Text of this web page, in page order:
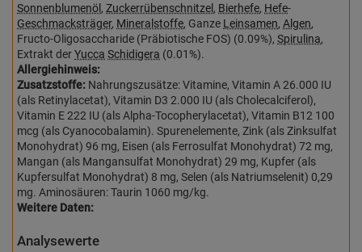
Sonnenblumenöl , Zuckerrübenschnitzel , Bierhefe, Hefe-
Geschmacksträger, Mineralstoffe, Ganze Leinsamen, Algen,
Fructo-Oligosaccharide (Präbiotische FOS) (0.09%), Spirulina,
Extrakt derYucca Schidigera (0.01%).
Allergiehinweis:
Zusatzstoffe: Nahrungszusätze: Vitamine, Vitamin A 26.000 IU
(als Retinylacetat), Vitamin D3 2.000 IU (als Cholecalciferol),
Vitamin E 222 IU (als Alpha-Tocopherylacetat), Vitamin B12 100
mcg (als Cyanocobalamin). Spurenelemente, Zink (als Zinksulfat
Monohydrat) 96 mg, Eisen (als Ferrosulfat Monohydrat) 72 mg,
Mangan (als Mangansulfat Monohydrat) 29 mg, Kupfer (als
Kupfersulfat Monohydrat) 8 mg, Selen (als Natriumselenit) 0,29
mg. Aminosäuren: Taurin 1060 mg/kg.
Weitere Daten:
Analysewerte